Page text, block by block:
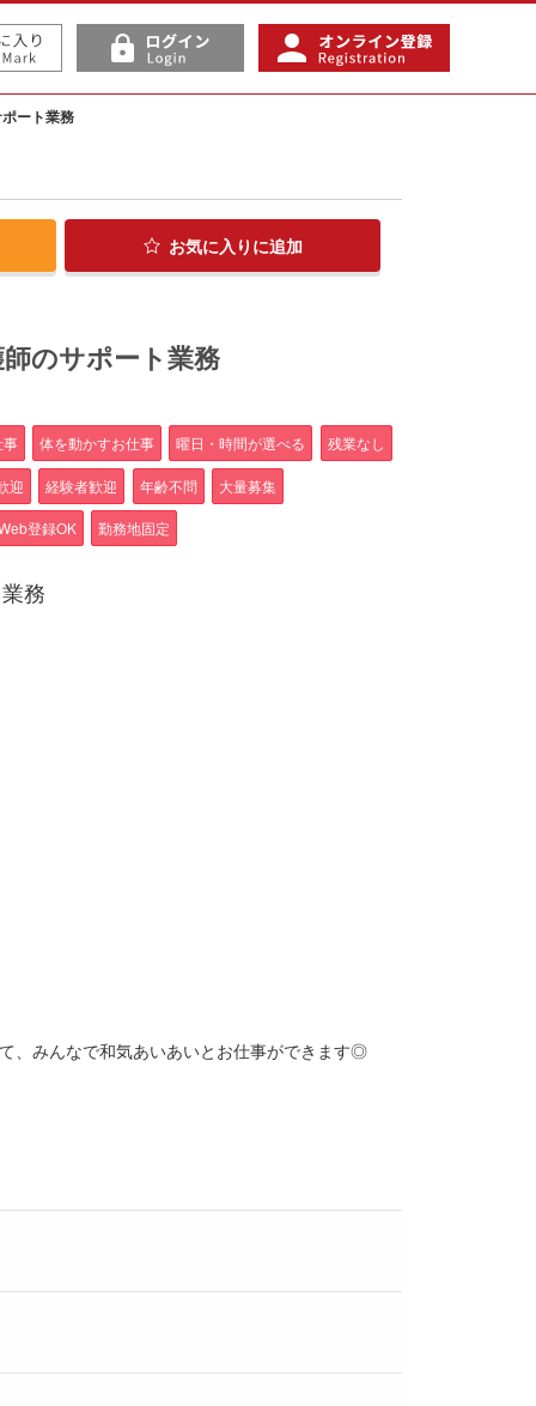
ート業務
お気に入り に追加
のサポート業務
体を動かすお仕事 曜日・時間が選べる 残業なし
迎 経験者歓迎 年齢不問 大量募集
登録OK 勤務地固定
務
、みんなで和気あいあいとお仕事ができます◎